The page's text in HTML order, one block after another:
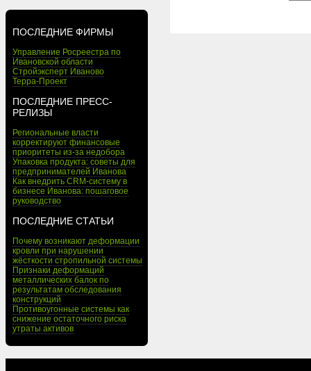
ПОСЛЕДНИЕ ФИРМЫ
Управление Росреестра по
Ивановской области
Стройэксперт Иваново
Терра-Проект
ПОСЛЕДНИЕ ПРЕСС-
РЕЛИЗЫ
Региональные власти
корректируют финансовые
приоритеты из-за недобора
Упаковка продукта: советы для
предпринимателей Иванова
Как внедрить CRM-систему в
бизнесе Иванова: пошаговое
руководство
ПОСЛЕДНИЕ СТАТЬИ
Почему возникают деформации
кровли при нарушении
жёсткости стропильной системы
Признаки деформаций
металлических балок по
результатам обследования
конструкций
Противоугонные системы как
снижение остаточного риска
утраты активов